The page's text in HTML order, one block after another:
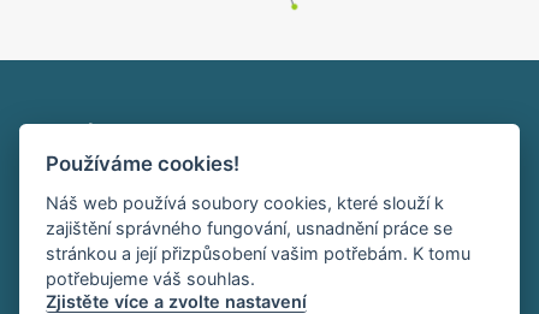
Heyrovského nám. 2
tel:+420 296 809 111
office@imc.cas.cz
Používáme cookies!
Náš web používá soubory cookies, které slouží k
zajištění správného fungování, usnadnění práce se
stránkou a její přizpůsobení vašim potřebám. K tomu
potřebujeme váš souhlas.
Zjistěte více a zvolte nastavení